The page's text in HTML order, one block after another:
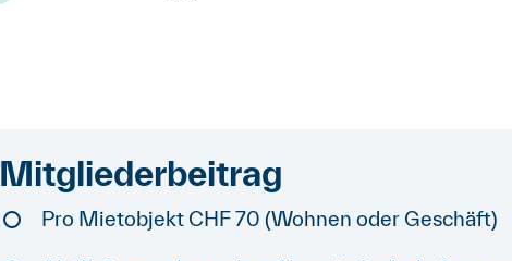
Mitgliederbeitrag
Pro Mietobjekt CHF 70 (Wohnen oder Geschäft)